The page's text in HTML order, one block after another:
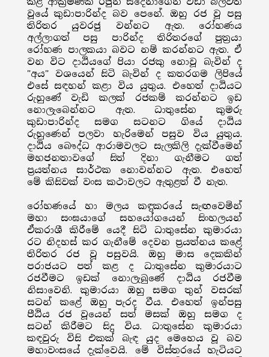
වූයේ කුඩාපාරින්ද බව පෙනේ. ඔහු රජ වූ පසු
තිරිතර යුවරජු වන්නට ඇත. රෝහණය
අල්ලාගත් පසු පාරින්ද තිරිතරගේ පුත්‍රයා
රෝහණ පාලකයා බවට නම් කරන්නට ඇත. ඒ
වන විට දාඨියගේ පියා රජකු නොවූ බැවින් ද
"අය" වශයෙන් සිටි බැවින් ද කතරගම ලිපියේ
එසේ සඳහන් කළා විය යුතුය. එහෙත් දාඨියට
රුහුණේ වැඩි කලක් රජකම් කරන්නට ඉඩ
නොලැබෙන්නට ඇත. ධාතුසේන කුමරු
කුඩාපාරින්ද සමග සටනට ගියේ දාඨිය
රුහුණෙන් පලවා හැරිමෙන් පසුව විය යුතුය.
දාඨිය බෞද්ධ ආරාමවලට සැලකිලි දැක්වීමෙන්
මහජනතාවගේ සිත් දිනා ගැනීමට ගත්
ප්‍රයත්නය සාර්ථක නොවන්නට ඇත. එහෙත්
මේ කිසිවක් වංස කථාවලට ඇතුළත් වී නැත.
රෝහණයේ හා මලය කඳුකරයේ සැඟවෙමින්
මහා සංඝයාගේ සහයෝගයෙන් සිංහලයන්
ඒකරාශී කිරීමේ යෙදී සිටි ධාතුසේන කුමාරයා
රට නිදහස් කර ගැනීමේ දෙවන ප්‍රයත්නය කළේ
තිරිතර රජ වූ පසුවයි. ඔහු මාස දෙකකින්
පරාජයට පත් කළ ද ධාතුසේන කුමාරයාට
රජවීමට ඉඩක් නොලැබුණේ දාඨිය රජවීම
නිසාවෙනි. කුමාරයා ඔහු සමග තුන් වසරක්
සටන් කළේ ඔහු පැරද වීය. එහෙත් ඉන්පසු
පීඨිය රජ වූයෙන් සත් මසක් ඔහු සමග ද
සටන් කිරීමට සිදු විය. ධාතුසේන කුමාරයා
කඳවුරු විසි එකක් බැඳ යුද මෙහෙය වූ බව
මහාවංසයේ දැක්වෙයි. මේ විස්තරයේ හැටියට